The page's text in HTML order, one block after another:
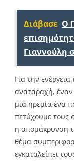
Διάβασε Ο
Γιαννούλη
Για την
αναταραχή, έναν
μια ηρεμία ένα
πετύχουμε τους
η απομάκρυνση
θέμα
εγκαταλείπει